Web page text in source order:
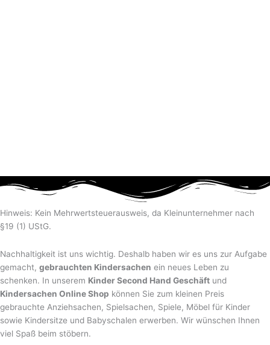
Hinweis: Kein Mehrwertsteuerausweis, da Kleinunternehmer nach
§19 (1) UStG.
Nachhaltigkeit ist uns wichtig. Deshalb haben wir es uns zur Aufgabe
gemacht, gebrauchten Kindersachen ein neues Leben zu
schenken. In unserem Kinder Second Hand Geschäft und
Kindersachen Online Shop können Sie zum kleinen Preis
gebrauchte Anziehsachen, Spiel­sachen, Spiele, Möbel für Kinder
sowie Kindersitze und Babyschalen erwerben. Wir wünschen Ihnen
viel Spaß beim stöbern.